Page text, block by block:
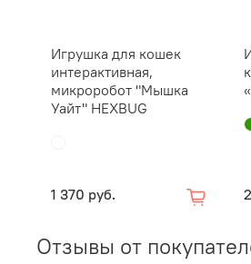
Игрушка для кошек
интерактивная,
микроробот "Мышка
Уайт" HEXBUG
1 370 руб.
Отзывы от